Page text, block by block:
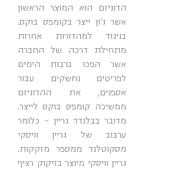
הדוניזם הוא המוצר הראשון
אשר ג'ון ייצר בקומפס בוקס.
בניגוד למהדורות אחרות
מתחילת דרכה של החברה
אשר הפכו ברבות הימים
לפריטים נחשקים עבור
אספנים, את ההדוניזם
ממשיכה קומפס בוקס לייצר.
מדובר בבלנדד גריין – כלומר
ערבוב של גריין וויסקי
מסקוטלנד ממספר מזקקות.
גריין וויסקי מיוצר בזיקוק רציף